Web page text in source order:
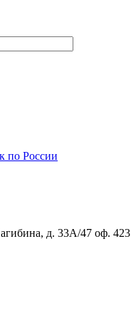
по России
д. 33А/47 оф. 423